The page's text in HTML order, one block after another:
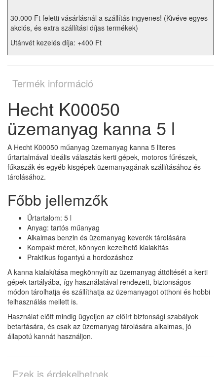
30.000 Ft feletti vásárlásnál a szállítás ingyenes! (Kivéve egyes
akciós, és extra szállítási díjas termékek)
Utánvét kezelés díja: +400 Ft
Termék információ
Hecht K00050
üzemanyag kanna 5 l
A Hecht K00050 műanyag üzemanyag kanna 5 literes
űrtartalmával ideális választás kerti gépek, motoros fűrészek,
fűkaszák és egyéb kisgépek üzemanyagának szállításához és
tárolásához.
Főbb jellemzők
Űrtartalom: 5 l
Anyag: tartós műanyag
Alkalmas benzin és üzemanyag keverék tárolására
Kompakt méret, könnyen kezelhető kialakítás
Praktikus fogantyú a hordozáshoz
A kanna kialakítása megkönnyíti az üzemanyag áttöltését a kerti
gépek tartályába, így használatával rendezett, biztonságos
módon tárolhatja és szállíthatja az üzemanyagot otthoni és hobbi
felhasználás mellett is.
Használat előtt mindig ügyeljen az előírt biztonsági szabályok
betartására, és csak az üzemanyag tárolására alkalmas, jó
állapotú kannát használjon.
Ezek is érdekelhetnek